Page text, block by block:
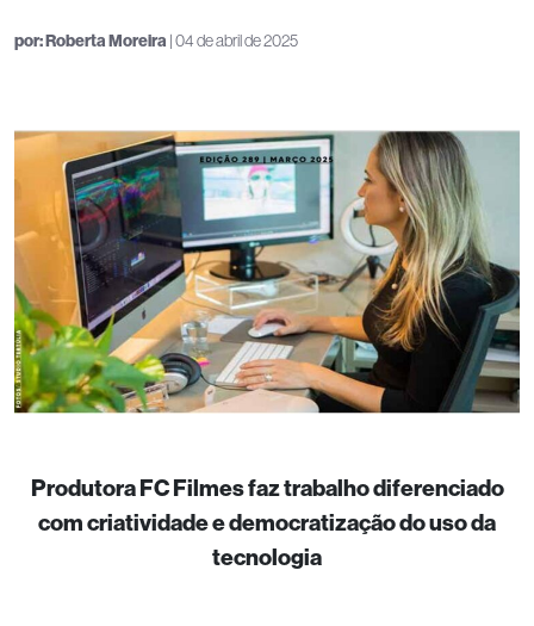
por:Roberta Moreira | 04 de abril de 2025
Produtora FC Filmes faz trabalho diferenciado
com criatividade e democratização do uso da
tecnologia